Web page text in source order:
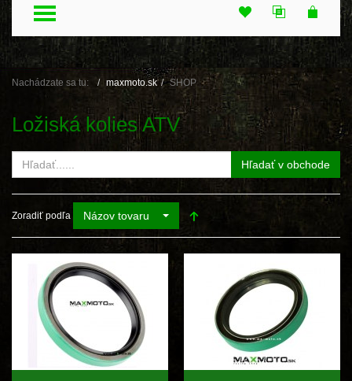
TOGGLE MENU
Nachádzate sa tu: maxmoto.sk SHOP
Ložiská kolies ATV
Hľadať v obchode
Zoradiť podľa Názov tovaru